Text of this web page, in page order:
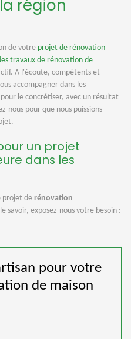
région
de votre projet de rénovation
travaux de rénovation de
A l'écoute, compétents et
accompagner dans les
le concrétiser, avec un résultat
nous pour que nous puissions
un projet
dans les
projet de rénovation
savoir, exposez-nous votre besoin :
pour votre
de maison